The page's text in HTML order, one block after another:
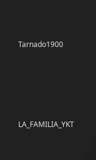
Tarnado1900
LA_FAMILIA_YKT